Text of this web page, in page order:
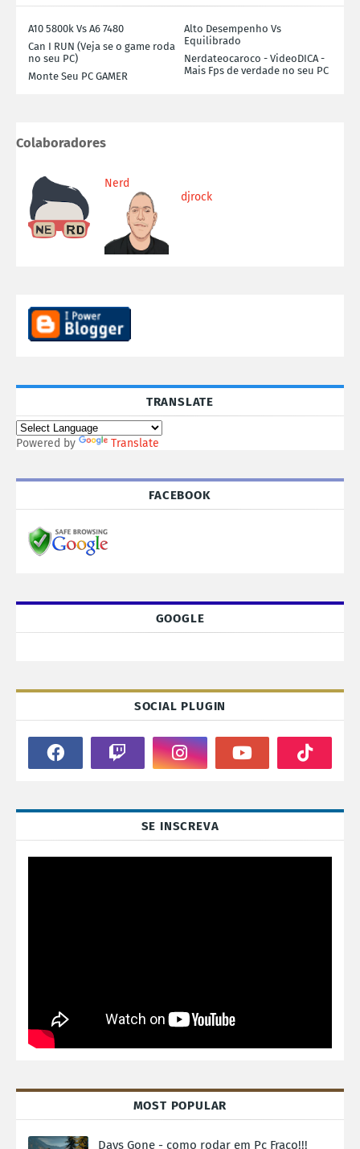
A10 5800k Vs A6 7480
Alto Desempenho Vs
Equilibrado
Can I RUN (Veja se o game roda
no seu PC)
Nerdateocaroco - VideoDICA -
Mais Fps de verdade no seu PC
Monte Seu PC GAMER
Colaboradores
Nerd
djrock
TRANSLATE
Powered by Translate
FACEBOOK
GOOGLE
SOCIAL PLUGIN
SE INSCREVA
MOST POPULAR
Days Gone - como rodar em Pc Fraco!!!